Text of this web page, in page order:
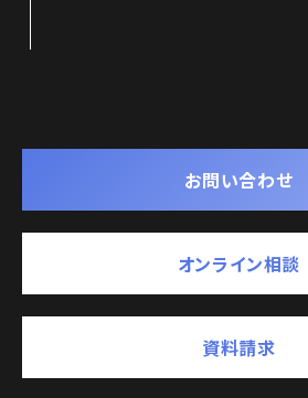
お問い合わせ
オンライン相談
資料請求